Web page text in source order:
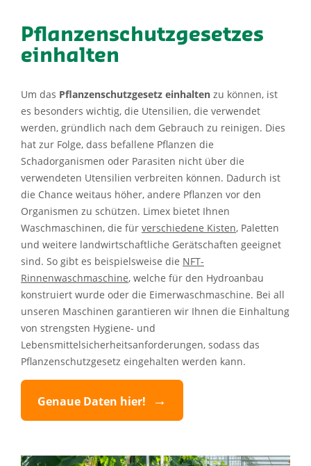
Pflanzenschutzgesetzes
einhalten
Um das Pflanzenschutzgesetz einhalten zu können, ist
es besonders wichtig, die Utensilien, die verwendet
werden, gründlich nach dem Gebrauch zu reinigen. Dies
hat zur Folge, dass befallene Pflanzen die
Schadorganismen oder Parasiten nicht über die
verwendeten Utensilien verbreiten können. Dadurch ist
die Chance weitaus höher, andere Pflanzen vor den
Organismen zu schützen. Limex bietet Ihnen
Waschmaschinen, die für verschiedene Kisten, Paletten
und weitere landwirtschaftliche Gerätschaften geeignet
sind. So gibt es beispielsweise die NFT-
Rinnenwaschmaschine, welche für den Hydroanbau
konstruiert wurde oder die Eimerwaschmaschine. Bei all
unseren Maschinen garantieren wir Ihnen die Einhaltung
von strengsten Hygiene- und
Lebensmittelsicherheitsanforderungen, sodass das
Pflanzenschutzgesetz eingehalten werden kann.
Genaue Daten hier!